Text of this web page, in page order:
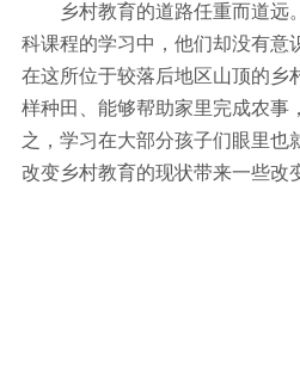
乡村教育的道路任重而道远。
科课程的学习中，他们却没有意
在这所位于较落后地区山顶的乡
样种田、能够帮助家里完成农事
之，学习在大部分孩子们眼里也
改变乡村教育的现状带来一些改